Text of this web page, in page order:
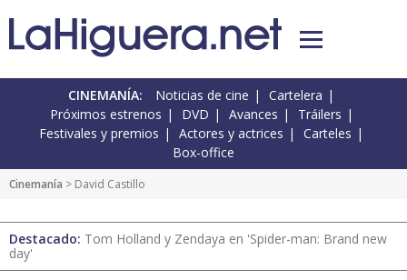
CINEMANÍA: Noticias de cine
Cartelera
Próximos estrenos
DVD Avances
Tráilers
Festivales y premios
Actores y actrices
Carteles
Box-office
Cinemanía > David Castillo
Destacado: Tom Holland y Zendaya en 'Spider-man: Brand new
day'